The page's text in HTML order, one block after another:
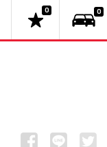
0 0